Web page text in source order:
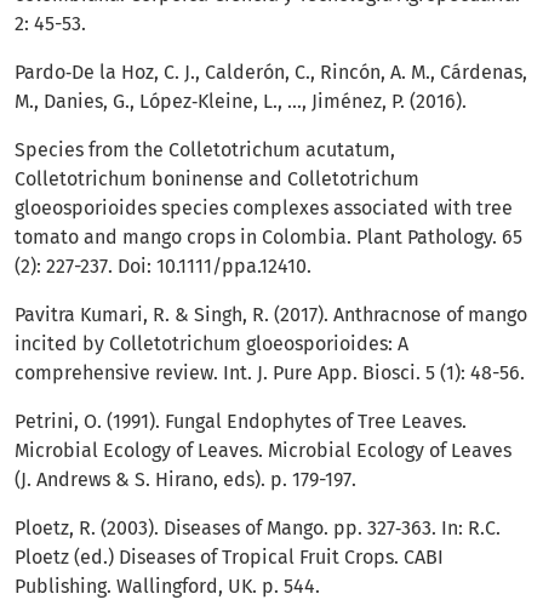
2: 45-53.
Pardo‐De la Hoz, C. J., Calderón, C., Rincón, A. M., Cárdenas,
M., Danies, G., López‐Kleine, L., ..., Jiménez, P. (2016).
Species from the Colletotrichum acutatum,
Colletotrichum boninense and Colletotrichum
gloeosporioides species complexes associated with tree
tomato and mango crops in Colombia. Plant Pathology. 65
(2): 227-237. Doi: 10.1111/ppa.12410.
Pavitra Kumari, R. & Singh, R. (2017). Anthracnose of mango
incited by Colletotrichum gloeosporioides: A
comprehensive review. Int. J. Pure App. Biosci. 5 (1): 48-56.
Petrini, O. (1991). Fungal Endophytes of Tree Leaves.
Microbial Ecology of Leaves. Microbial Ecology of Leaves
(J. Andrews & S. Hirano, eds). p. 179-197.
Ploetz, R. (2003). Diseases of Mango. pp. 327‐363. In: R.C.
Ploetz (ed.) Diseases of Tropical Fruit Crops. CABI
Publishing. Wallingford, UK. p. 544.